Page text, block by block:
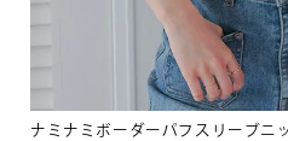
ナミナミボーダーパフスリーブニ